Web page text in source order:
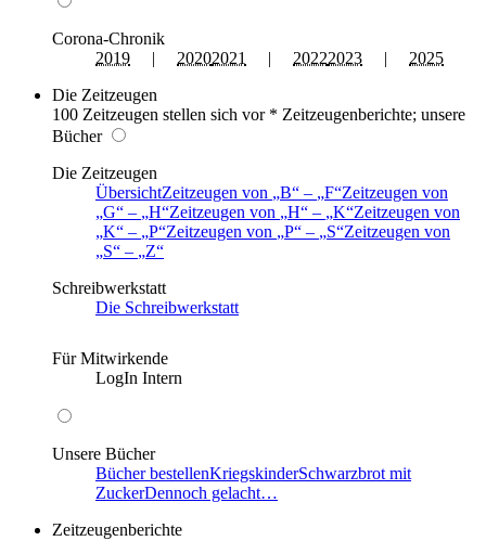
Corona-Chronik
2019 | 20202021 | 20222023 | 2025
Die Zeitzeugen
100 Zeitzeugen stellen sich vor * Zeitzeugenberichte; unsere
Bücher
Die Zeitzeugen
ÜbersichtZeitzeugen von B – F Zeitzeugen von
G
– H Zeitzeugen von H – K Zeitzeugen von
K
– P Zeitzeugen von P – S Zeitzeugen von
S
–
Z
Schreibwerkstatt
Die Schreibwerkstatt
Für Mitwirkende
LogIn Intern
Unsere Bücher
Bücher bestellenKriegskinderSchwarzbrot mit
ZuckerDennoch gelacht…
Zeitzeugenberichte